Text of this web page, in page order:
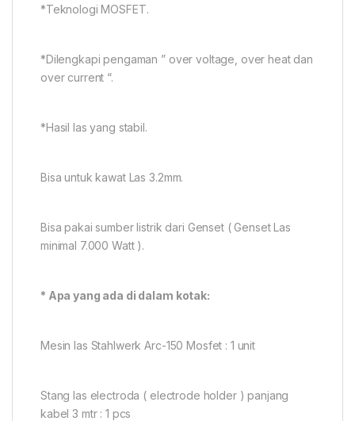
*Teknologi MOSFET.
*Dilengkapi pengaman ” over voltage, over heat dan
over current “.
*Hasil las yang stabil.
Bisa untuk kawat Las 3.2mm.
Bisa pakai sumber listrik dari Genset ( Genset Las
minimal 7.000 Watt ).
* Apa yang ada di dalam kotak:
Mesin las Stahlwerk Arc-150 Mosfet : 1 unit
Stang las electroda ( electrode holder ) panjang
kabel 3 mtr : 1 pcs